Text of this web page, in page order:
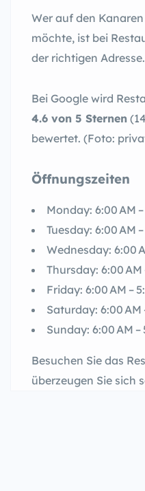
Wer auf den
möchte, ist bei
der richtigen Adresse.
Bei Google wird
4.6 von 5 Sternen
bewertet. (Foto:
Öffnungszeiten
Monday: 6:00 AM
Tuesday: 6:00 AM
Wednesday: 6:00
Thursday: 6:00 AM
Friday: 6:00 AM –
Saturday: 6:00 AM
Sunday: 6:00 AM –
Besuchen Sie das
überzeugen Sie sich